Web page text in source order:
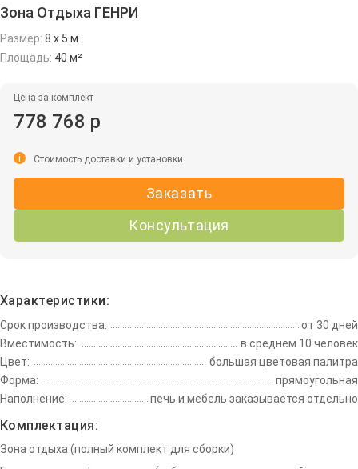
Зона Отдыха ГЕНРИ
Размер: 8 х 5 м
Площадь: 40 м²
Цена за комплект
778 768 р
Заказать
Консультация
i Стоимость доставки и установки
Характеристики:
Срок производства:
от 30 дней
Вместимость:
в среднем 10 человек
Цвет:
большая цветовая палитра
Форма:
прямоугольная
Наполнение:
печь и мебель заказывается отдельно
Комплектация:
Зона отдыха (полный комплект для сборки)